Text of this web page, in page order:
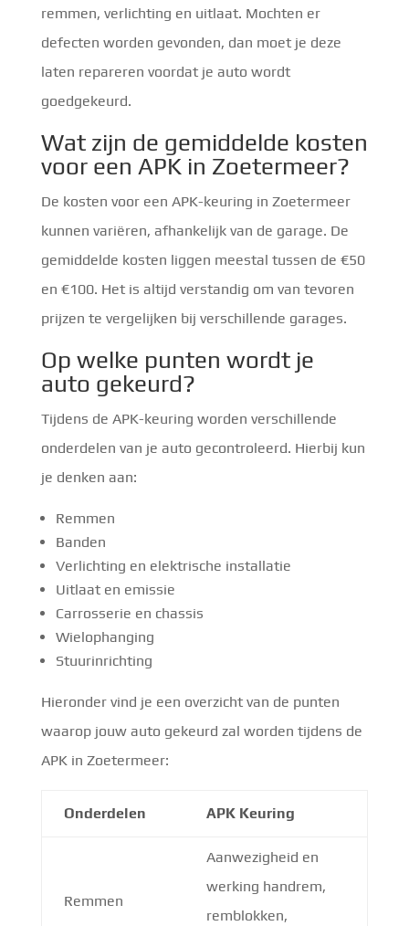
remmen, verlichting en uitlaat. Mochten er
defecten worden gevonden, dan moet je deze
laten repareren voordat je auto wordt
goedgekeurd.
Wat zijn de gemiddelde kosten
voor een APK in Zoetermeer?
De kosten voor een APK-keuring in Zoetermeer
kunnen variëren, afhankelijk van de garage. De
gemiddelde kosten liggen meestal tussen de €50
en €100. Het is altijd verstandig om van tevoren
prijzen te vergelijken bij verschillende garages.
Op welke punten wordt je
auto gekeurd?
Tijdens de APK-keuring worden verschillende
onderdelen van je auto gecontroleerd. Hierbij kun
je denken aan:
Remmen
Banden
Verlichting en elektrische installatie
Uitlaat en emissie
Carrosserie en chassis
Wielophanging
Stuurinrichting
Hieronder vind je een overzicht van de punten
waarop jouw auto gekeurd zal worden tijdens de
APK in Zoetermeer:
Onderdelen APK Keuring
Remmen
Aanwezigheid en
werking handrem,
remblokken,